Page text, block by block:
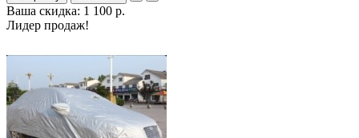
Ваша скидка: 1 100 р.
Лидер продаж!